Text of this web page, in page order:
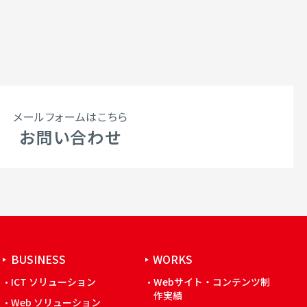
メールフォームはこちら
お問い合わせ
BUSINESS
ICT ソリューション
Web ソリューション
WORKS
Webサイト・コンテンツ制
作実績